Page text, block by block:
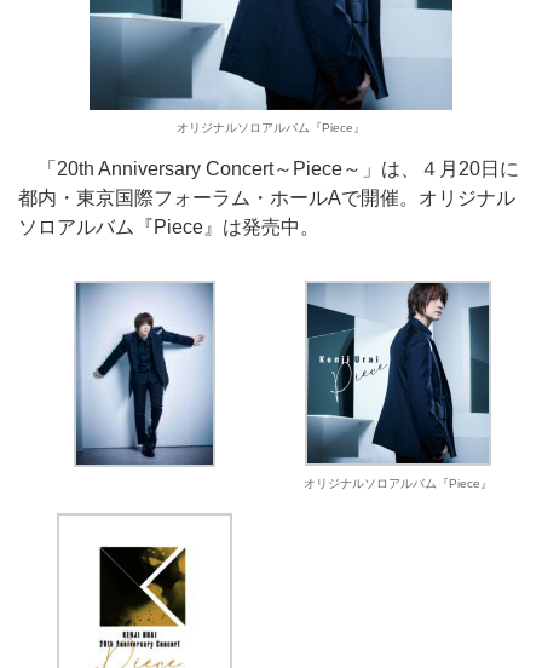
オリジナルソロアルバム『Piece』
「20th Anniversary Concert～Piece～」は、４月20日に
都内・東京国際フォーラム・ホールAで開催。オリジナル
ソロアルバム『Piece』は発売中。
オリジナルソロアルバム『Piece』